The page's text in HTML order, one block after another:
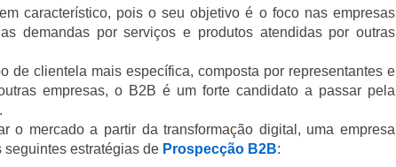
característico, pois o seu objetivo é o foco nas empresas
demandas por serviços e produtos atendidas por outras
de clientela mais específica, composta por representantes e
empresas, o B2B é um forte candidato a passar pela
o mercado a partir da transformação digital, uma empresa
seguintes estratégias de Prospecção B2B: